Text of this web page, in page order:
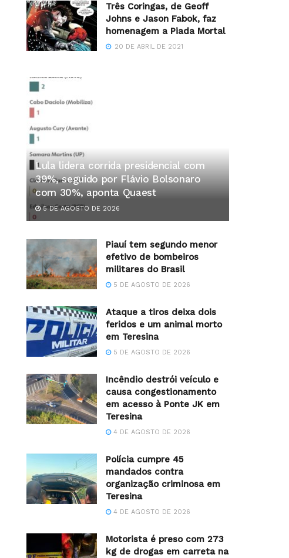
Três Coringas, de Geoff
Johns e Jason Fabok, faz
homenagem a Piada Mortal
20 DE ABRIL DE 2021
Lula lidera corrida presidencial com
39%, seguido por Flávio Bolsonaro
com 30%, aponta Quaest
5 DE AGOSTO DE 2026
Piauí tem segundo menor
efetivo de bombeiros
militares do Brasil
5 DE AGOSTO DE 2026
Ataque a tiros deixa dois
feridos e um animal morto
em Teresina
5 DE AGOSTO DE 2026
Incêndio destrói veículo e
causa congestionamento
em acesso à Ponte JK em
Teresina
4 DE AGOSTO DE 2026
Polícia cumpre 45
mandados contra
organização criminosa em
Teresina
4 DE AGOSTO DE 2026
Motorista é preso com 273
kg de drogas em carreta na